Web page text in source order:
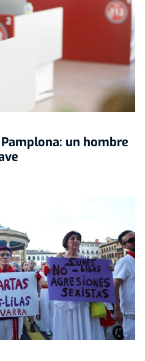
un hombre